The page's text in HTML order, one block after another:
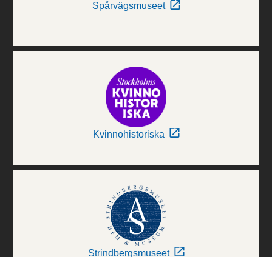
Spårvägsmuseet
Kvinnohistoriska
Strindbergsmuseet